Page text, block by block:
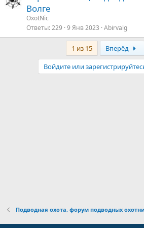
Волге
OxotNic
Ответы 229 9 Янв 2023 Abirvalg
1 из 15 Вперёд
Войдите или
Подводная охота, форум подводных